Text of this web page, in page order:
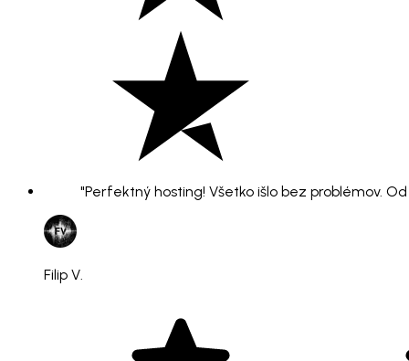
"Perfektný hosting! Všetko išlo bez problémov.
Filip V.